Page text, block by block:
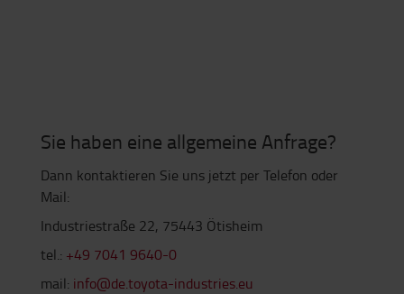
Sie haben eine allgemeine Anfrage?
Dann kontaktieren Sie uns jetzt per Telefon oder
Mail:
Industriestraße 22, 75443 Ötisheim
tel.: +49 7041 9640-0
mail: info@de.toyota-industries.eu